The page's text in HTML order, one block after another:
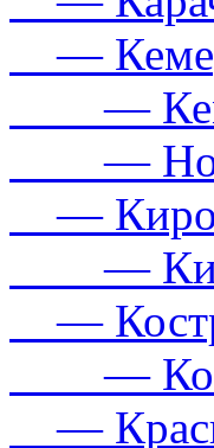
—
—
—
—
—
—
—
—